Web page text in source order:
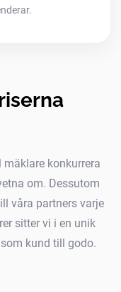
konkurrera
om. Dessutom
våra partners varje
sitter vi i en unik
kund till godo.